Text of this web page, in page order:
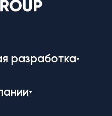
разработка